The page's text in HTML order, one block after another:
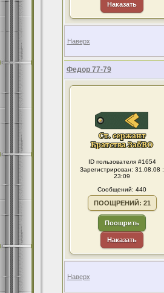
Наказать
Наверх
Федор 77-79
ID пользователя #1654
Зарегистрирован: 31.08.08 :
23:09
Сообщений: 440
ПООЩРЕНИЙ: 21
Поощрить
Наказать
Наверх